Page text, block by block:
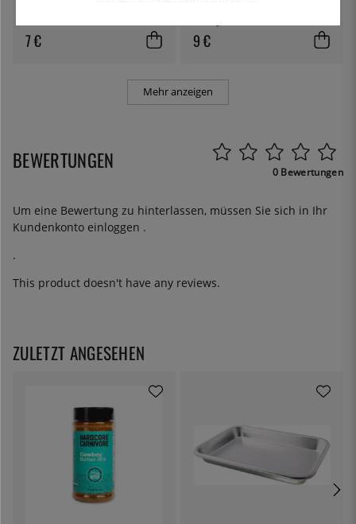
7 € 9 €
Mehr anzeigen
BEWERTUNGEN 0 Bewertungen
Um eine Bewertung zu hinterlassen, müssen Sie sich in Ihr
Kundenkonto einloggen .
.
This product doesn't have any reviews.
ZULETZT ANGESEHEN